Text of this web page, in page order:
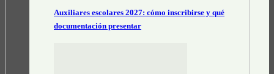
Auxiliares escolares 2027: cómo inscribirse y qué
documentación presentar